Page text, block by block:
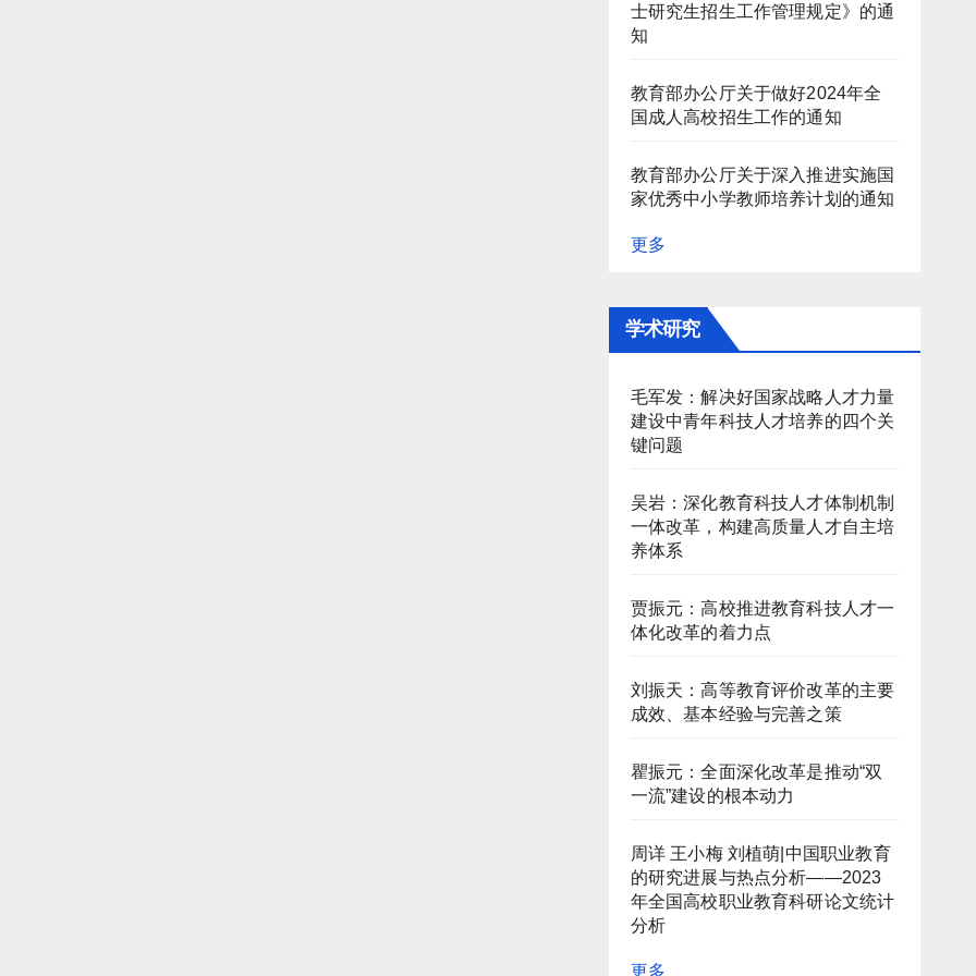
士研究生招生工作管理规定》的通
知
教育部办公厅关于做好2024年全
国成人高校招生工作的通知
教育部办公厅关于深入推进实施国
家优秀中小学教师培养计划的通知
更多
学术研究
毛军发：解决好国家战略人才力量
建设中青年科技人才培养的四个关
键问题
吴岩：深化教育科技人才体制机制
一体改革，构建高质量人才自主培
养体系
贾振元：高校推进教育科技人才一
体化改革的着力点
刘振天：高等教育评价改革的主要
成效、基本经验与完善之策
瞿振元：全面深化改革是推动“双
一流”建设的根本动力
周详 王小梅 刘植萌|中国职业教育
的研究进展与热点分析——2023
年全国高校职业教育科研论文统计
分析
更多